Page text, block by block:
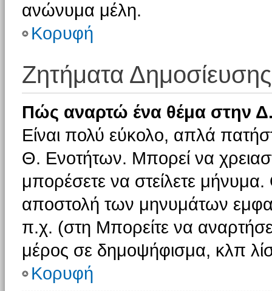
ανώνυμα μέλη.
Κορυφή
Ζητήματα Δημοσίευσης
Πώς αναρτώ ένα θέμα στην
Είναι πολύ εύκολο, απλά
Θ. Ενοτήτων. Μπορεί να
μπορέσετε να στείλετε μήνυμα.
αποστολή των μηνυμάτων
π.χ. (στη Μπορείτε να
μέρος σε δημοψήφισμα, κλπ
Κορυφή